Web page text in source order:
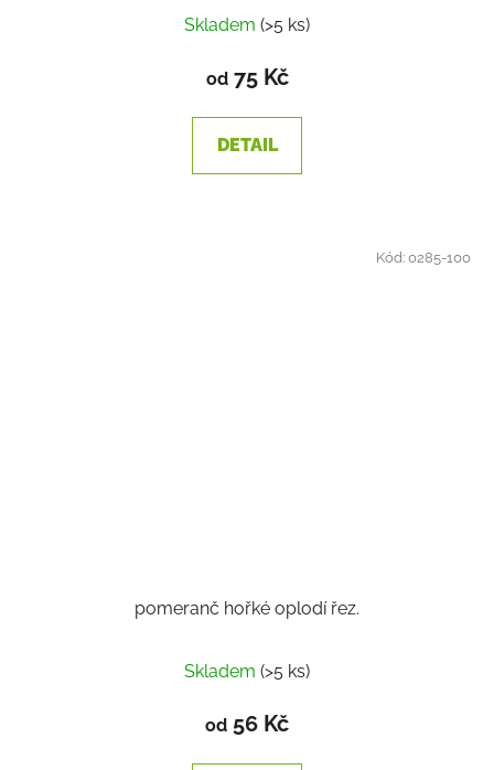
Skladem (>5 ks)
od75 Kč
DETAIL
pomeranč hořké oplodí řez.
Skladem (>5 ks)
od 56 Kč
Kód:0285-100